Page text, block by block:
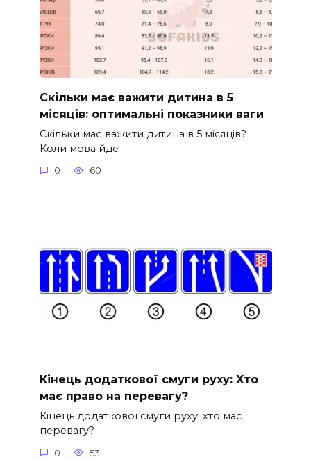
Скільки має важити дитина в 5
місяців: оптимальні показники ваги
Скільки має важити дитина в 5 місяців?
Коли мова йде
0 60
Кінець додаткової смуги руху: Хто
має право на перевагу?
Кінець додаткової смуги руху: хто має
перевагу?
0 53